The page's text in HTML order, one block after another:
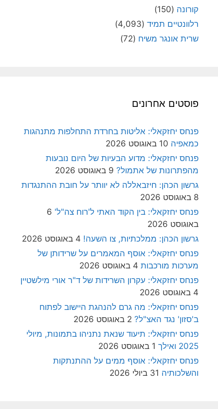
קורונה (150)
רלוונטיים תמיד (4,093)
שרית אונגר משיח (72)
פוסטים אחרונים
פנחס יחזקאלי: אליטות בחרדת התחלפות מתנהגות
כמאפיה 10 באוגוסט 2026
פנחס יחזקאלי: מדוע הבעיות של היום נובעות
מהפתרונות של אתמול? 9 באוגוסט 2026
גרשון הכהן: חיזבאללה לא יוותר על חובת ההתנגדות
8 באוגוסט 2026
פנחס יחזקאלי: בין הקוד האתי ל'רוח צה"ל' 6
באוגוסט 2026
גרשון הכהן: ממלכתיות, צו השעה! 4 באוגוסט 2026
פנחס יחזקאלי: אוסף המאמרים על שרידותן של
מערכות מורכבות 4 באוגוסט 2026
פנחס יחזקאלי: עקרון השרידות של ד"ר אורי מילשטיין
4 באוגוסט 2026
פנחס יחזקאלי: מה גרם להנהגת היישוב לפתוח
ב'סזון' נגד האצ"ל? 2 באוגוסט 2026
פנחס יחזקאלי: תיעוד שנאת נתניהו בתמונות, מיולי
2025 ואילך
1 באוגוסט 2026
פנחס יחזקאלי: אוסף ממים על ההתנתקות
והשלכותיה 31 ביולי 2026